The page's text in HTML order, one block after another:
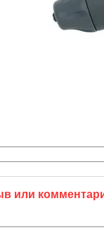
или